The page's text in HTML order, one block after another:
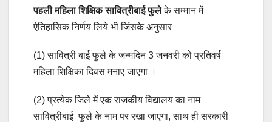
पहली महिला शिक्षिक सावित्रीबाई फुलेके सम्मान में
ऐतिहासिक निर्णय लिये भी जिंसके अनुसार
(1) सावित्री बाई फुले के जन्मदिन 3 जनवरी को प्रतिवर्ष
महिला शिक्षिका दिवस मनाए जाएगा ।
(2) प्रत्येक जिले में एक राजकीय विद्यालय का नाम
सावित्रीबाई फुले के नाम पर रखा जाएगा, साथ ही सरकारी